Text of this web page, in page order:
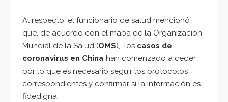
Al respecto, el funcionario de salud mencionó
que, de acuerdo con el mapa de la Organización
Mundial de la Salud (OMS), los casos de
coronavirus en China han comenzado a ceder,
por lo que es necesario seguir los protocolos
correspondientes y confirmar si la información es
fidedigna.